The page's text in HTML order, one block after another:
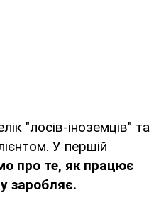
"лосів-іноземців" та
У першій
про те, як працює
заробляє.